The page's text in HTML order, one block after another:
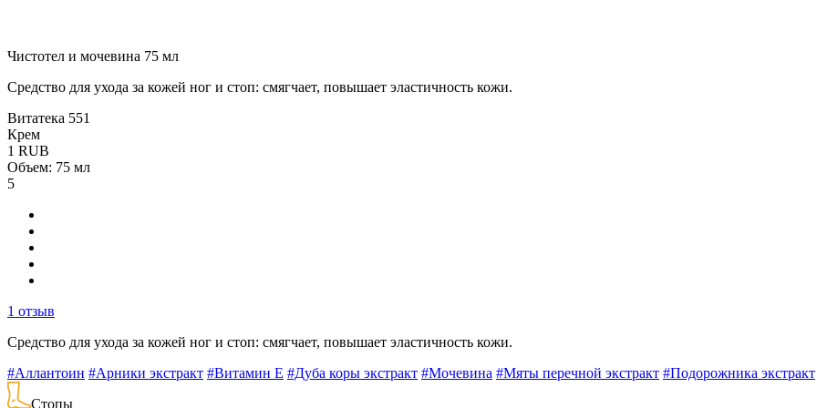
Чистотел и мочевина 75 мл
Средство для ухода за кожей ног и стоп: смягчает, повышает эластичность кожи.
Витатека 551
Крем
1 RUB
Объем: 75 мл
5
1 отзыв
Средство для ухода за кожей ног и стоп: смягчает, повышает эластичность кожи.
#Аллантоин #Арники экстракт #Витамин E #Дуба коры экстракт #Мочевина #Мяты перечной экстракт #Подорожника экстракт
Стопы